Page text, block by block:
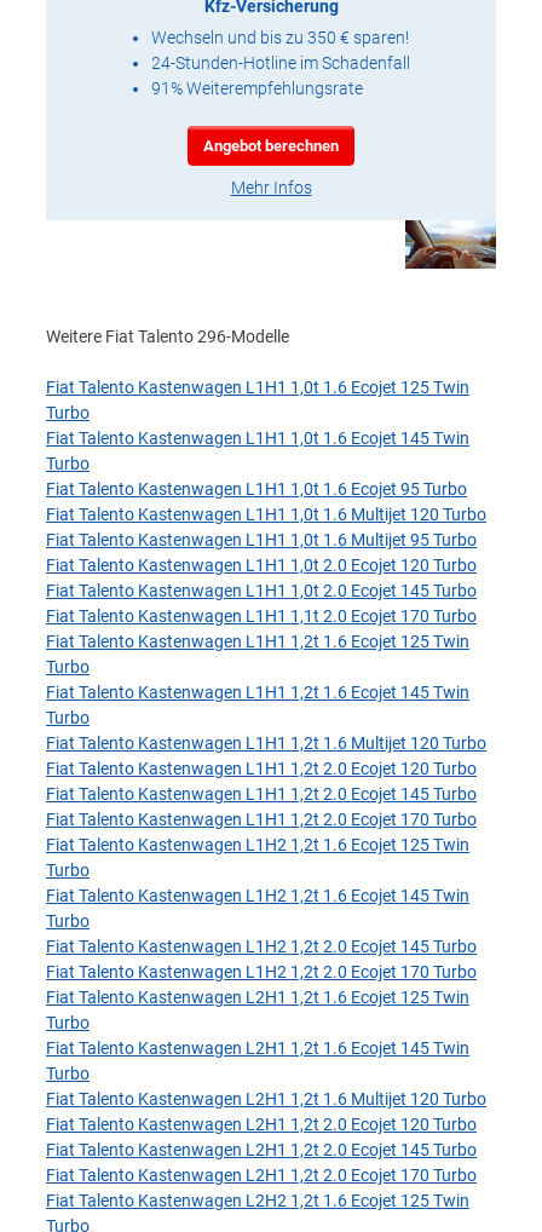
Kfz-Versicherung
Wechseln und bis zu 350 € sparen!
24-Stunden-Hotline im Schadenfall
91% Weiterempfehlungsrate
Angebot berechnen
Mehr Infos
Weitere Fiat Talento 296-Modelle
Fiat Talento Kastenwagen L1H1 1,0t 1.6 Ecojet 125 Twin
Turbo
Fiat Talento Kastenwagen L1H1 1,0t 1.6 Ecojet 145 Twin
Turbo
Fiat Talento Kastenwagen L1H1 1,0t 1.6 Ecojet 95 Turbo
Fiat Talento Kastenwagen L1H1 1,0t 1.6 Multijet 120 Turbo
Fiat Talento Kastenwagen L1H1 1,0t 1.6 Multijet 95 Turbo
Fiat Talento Kastenwagen L1H1 1,0t 2.0 Ecojet 120 Turbo
Fiat Talento Kastenwagen L1H1 1,0t 2.0 Ecojet 145 Turbo
Fiat Talento Kastenwagen L1H1 1,1t 2.0 Ecojet 170 Turbo
Fiat Talento Kastenwagen L1H1 1,2t 1.6 Ecojet 125 Twin
Turbo
Fiat Talento Kastenwagen L1H1 1,2t 1.6 Ecojet 145 Twin
Turbo
Fiat Talento Kastenwagen L1H1 1,2t 1.6 Multijet 120 Turbo
Fiat Talento Kastenwagen L1H1 1,2t 2.0 Ecojet 120 Turbo
Fiat Talento Kastenwagen L1H1 1,2t 2.0 Ecojet 145 Turbo
Fiat Talento Kastenwagen L1H1 1,2t 2.0 Ecojet 170 Turbo
Fiat Talento Kastenwagen L1H2 1,2t 1.6 Ecojet 125 Twin
Turbo
Fiat Talento Kastenwagen L1H2 1,2t 1.6 Ecojet 145 Twin
Turbo
Fiat Talento Kastenwagen L1H2 1,2t 2.0 Ecojet 145 Turbo
Fiat Talento Kastenwagen L1H2 1,2t 2.0 Ecojet 170 Turbo
Fiat Talento Kastenwagen L2H1 1,2t 1.6 Ecojet 125 Twin
Turbo
Fiat Talento Kastenwagen L2H1 1,2t 1.6 Ecojet 145 Twin
Turbo
Fiat Talento Kastenwagen L2H1 1,2t 1.6 Multijet 120 Turbo
Fiat Talento Kastenwagen L2H1 1,2t 2.0 Ecojet 120 Turbo
Fiat Talento Kastenwagen L2H1 1,2t 2.0 Ecojet 145 Turbo
Fiat Talento Kastenwagen L2H1 1,2t 2.0 Ecojet 170 Turbo
Fiat Talento Kastenwagen L2H2 1,2t 1.6 Ecojet 125 Twin
Turbo